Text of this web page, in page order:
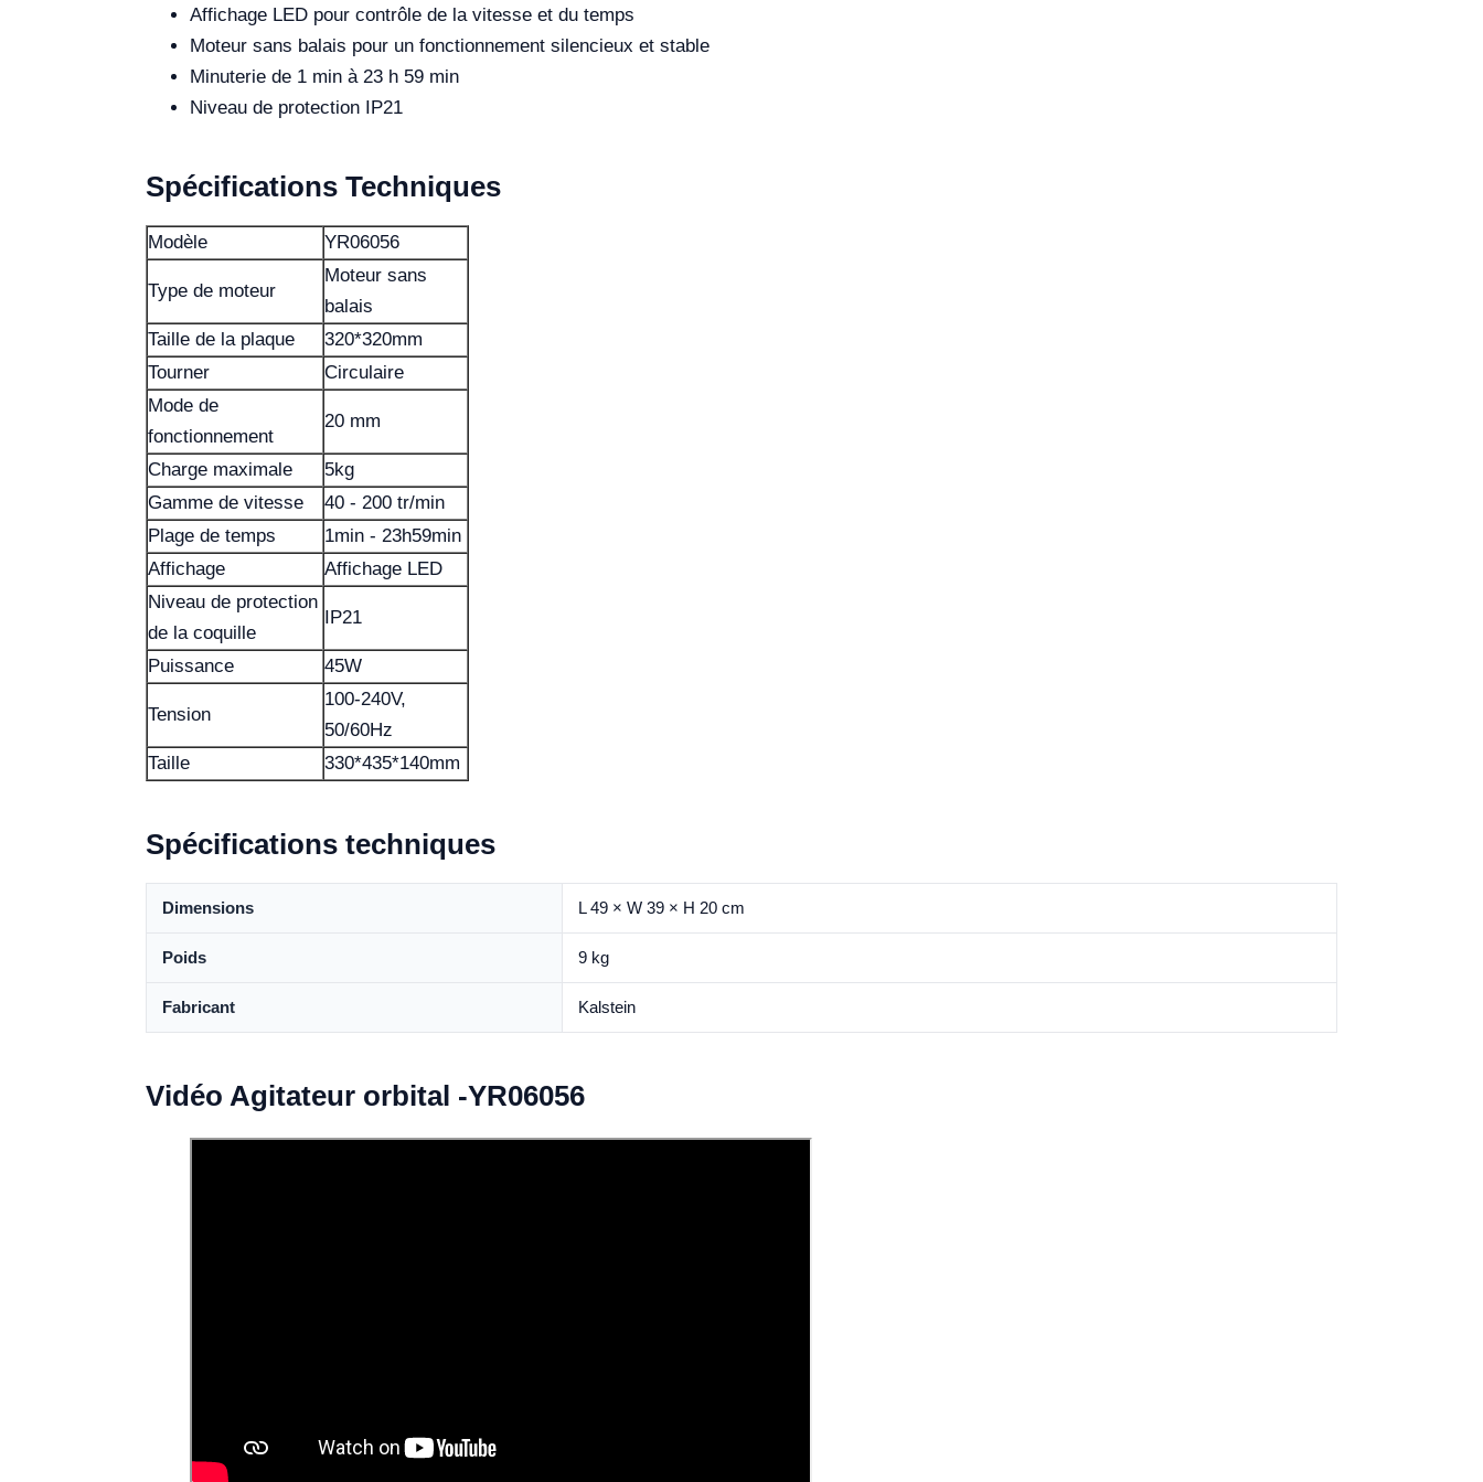
Affichage LED pour contrôle de la vitesse et du temps
Moteur sans balais pour un fonctionnement silencieux et stable
Minuterie de 1 min à 23 h 59 min
Niveau de protection IP21
Spécifications Techniques
Modèle YR06056
Type de moteur
Moteur sans
balais
Taille de la plaque
320*320mm
Tourner
Circulaire
Mode de
fonctionnement
20 mm
Charge maximale
5kg
Gamme de vitesse
40 - 200 tr/min
Plage de temps
1min - 23h59min
Affichage
Affichage LED
Niveau de protection
de la coquille
IP21
Puissance 45W
Tension
100-240V,
50/60Hz
Taille
330*435*140mm
Spécifications techniques
Dimensions L 49 × W 39 × H 20 cm
Poids 9 kg
Fabricant Kalstein
Vidéo Agitateur orbital -YR06056